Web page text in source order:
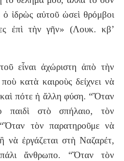
ἱδρὼς αὐτοῦ ὡσεὶ θρόμβοι
ἐπὶ τὴν γῆν» (Λουκ. κβ’
εἶναι ἀχώριστη ἀπὸ τὴν
κατὰ καιροὺς δείχνει νὰ
καὶ πότε ἡ ἄλλη φύση. “Ὅταν
παιδὶ στὸ σπήλαιο, τὸν
τὸν παρατηροῦμε νὰ
νὰ ἐργάζεται στὴ Ναζαρέτ,
ἄνθρωπο. “Ὅταν τὸν